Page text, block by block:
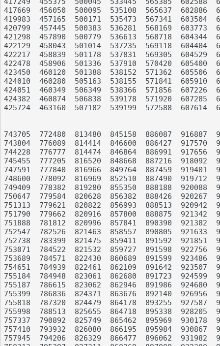
417669	456050	500095	535108	565637	602886	634284	664795	703038	736092
419983	457165	500171	535473	567341	603504	634453	665932	707142	736110
420799	457445	500383	536281	568169	603773	634844	666084	707382	736673
421298	457890	500779	536613	568718	604344	636896	666150	707721	737690
422129	458043	501014	537235	569118	604404	639034	667069	708254	738021
422217	458839	501178	537831	569305	604529	639217	667762	708368	738788
422478	458906	501336	537910	570420	605400	639399	668247	708611	738857
423450	460120	501388	538152	571362	605506	639625	668605	710367	738927
424010	460280	505163	538155	571841	605910	640548	668940	710828	741320
424051	460349	506349	538366	571856	607226	641264	669365	710847	741825
424382	460874	506838	539178	571920	607285	641357	669444	711091	743040
425724	463160	507182	539199	572588	607614	641682	671505	712715	743277
743705	772480	813480	845158	886087	916887	946220	988775
743804	776089	814414	846600	886427	917570	947525	989188
744228	776777	814474	846864	886991	917656	948413	989249
745455	777205	816520	848668	887216	918092	949474	989821
747591	777840	816966	849764	887459	919401	950340	990076
748600	778092	816969	852510	887490	919712	951781	991089
749409	778382	819280	855350	888188	920088	952026	991283
750647	779584	820628	856382	888426	920267	953815	991662
751313	779621	820822	856993	888513	920942	953820	991691
751790	779662	820916	857800	888875	921342	954173	992619
751888	781812	820996	857841	890390	921382	954773	993285
752547	782526	821463	858557	890805	921633	954881	993290
752738	783399	821475	859411	891592	921851	955454	993361
753071	784522	821532	859727	891598	922756	956144	993458
753689	784571	822430	860689	891599	923486	956906	994367
754651	784939	822461	862109	891642	923507	957941	994588
755184	784948	823061	862680	891723	924599	959340	994822
755187	786615	823062	862946	891986	924680	961004	995213
755399	786836	824371	863676	892140	926956	961099	995268
755818	787320	824479	864178	893255	927587	961134	995550
755998	788513	825655	864718	895338	928205	962503	996766
757337	790892	825749	865462	895969	930178	962989	997024
757410	793932	826080	866195	895984	930867	963145	997601
757945	794206	826329	866477	896062	931982	964453	999609